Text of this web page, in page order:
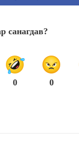
санагдав?
0 0